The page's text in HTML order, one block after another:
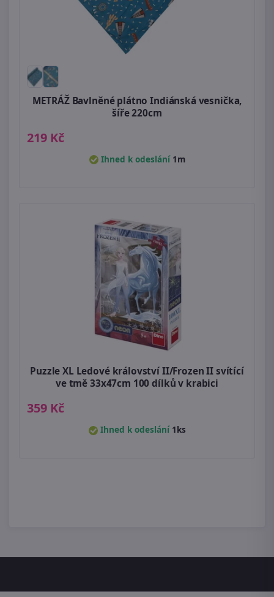
METRÁŽ Bavlněné plátno Indiánská vesnička,
šíře 220cm
219 Kč
Ihned k odeslání 1m
Puzzle XL Ledové království II/Frozen II svítící
ve tmě 33x47cm 100 dílků v krabici
359 Kč
Ihned k odeslání 1ks